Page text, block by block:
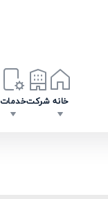
خانه شرکتخدمات